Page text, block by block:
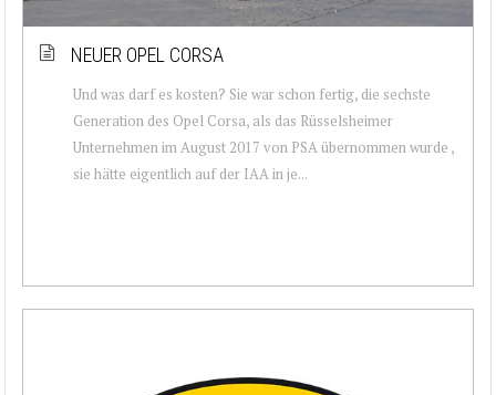
NEUER OPEL CORSA
Und was darf es kosten? Sie war schon fertig, die sechste
Generation des Opel Corsa, als das Rüsselsheimer
Unternehmen im August 2017 von PSA übernommen wurde ,
sie hätte eigentlich auf der IAA in je...